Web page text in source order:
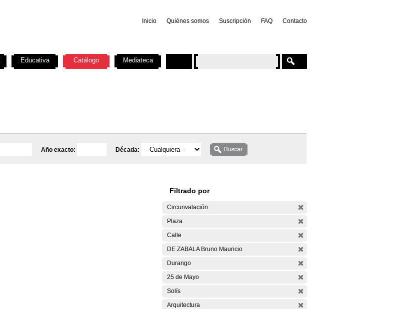
Inicio Quiénes somos Suscripción FAQ Contacto
Año exacto: Década:
Filtrado por
Circunvalación
Plaza
Calle
DE ZABALA Bruno Mauricio
Durango
25 de Mayo
Solís
Arquitectura
Educativa Catálogo Mediateca